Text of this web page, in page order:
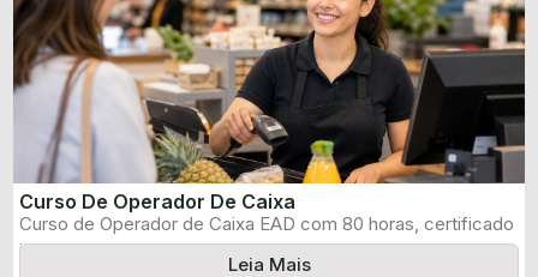
Curso De Operador De Caixa
Curso de Operador de Caixa EAD com 80 horas, certificado
informado pelo produtor ...
Leia Mais